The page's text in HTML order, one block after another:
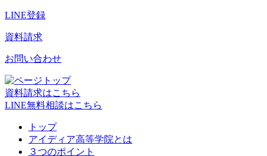
LINE登録
資料請求
お問い合わせ
資料請求はこちら
LINE無料相談はこちら
トップ
アイディア高等学院とは
３つのポイント